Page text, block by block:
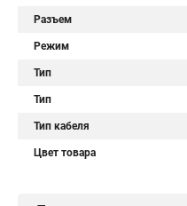
Разъем
Режим
Тип
Тип
Тип кабеля
Цвет товара